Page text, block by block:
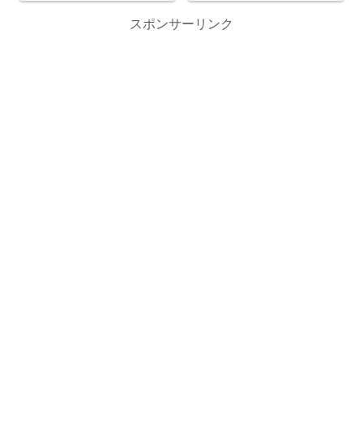
スポンサーリンク